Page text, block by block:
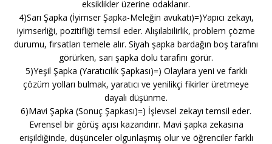
eksiklikler üzerine odaklanır.
4)Sarı Şapka (İyimser Şapka-Meleğin avukatı)=)Yapıcı zekayı,
iyimserliği, pozitifliği temsil eder. Alışılabilirlik, problem çözme
durumu, fırsatları temele alır. Siyah şapka bardağın boş tarafını
görürken, sarı şapka dolu tarafını görür.
5)Yeşil Şapka (Yaratıcılık Şapkası)=) Olaylara yeni ve farklı
çözüm yolları bulmak, yaratıcı ve yenilikçi fikirler üretmeye
dayalı düşünme.
6)Mavi Şapka (Sonuç Şapkası)=) İşlevsel zekayı temsil eder.
Evrensel bir görüş açısı kazandırır. Mavi şapka zekasına
erişildiğinde, düşünceler olgunlaşmış olur ve öğrenciler farklı